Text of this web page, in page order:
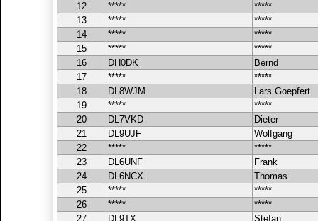
12
*****
*****
13
*****
*****
14
*****
*****
15
*****
*****
16
DH0DK
Bernd
17
*****
*****
18
DL8WJM
Lars Goepfert
19
*****
*****
20
DL7VKD
Dieter
21
DL9UJF
Wolfgang
22
*****
*****
23
DL6UNF
Frank
24
DL6NCX
Thomas
25
*****
*****
26
*****
*****
27
DL9TX
Stefan